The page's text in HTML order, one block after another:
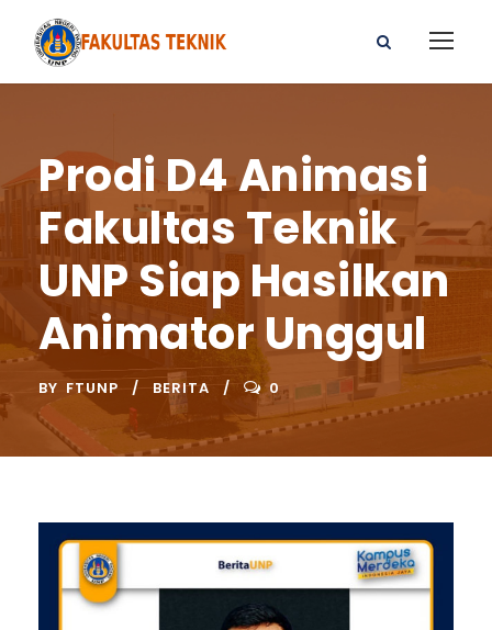
Prodi D4 Animasi
Fakultas Teknik
UNP Siap Hasilkan
Animator Unggul
BY FTUNP BERITA 0